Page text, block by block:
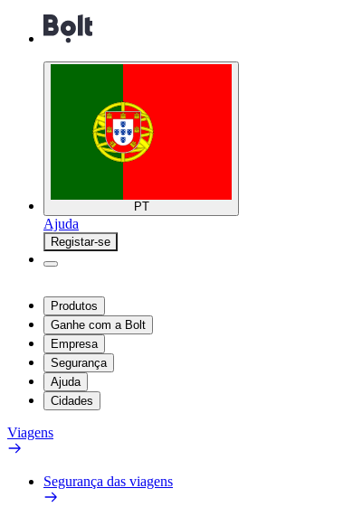
PT
Ajuda
Registar-se
Produtos
Ganhe com a Bolt
Empresa
Segurança
Ajuda
Cidades
Viagens
Segurança das viagens